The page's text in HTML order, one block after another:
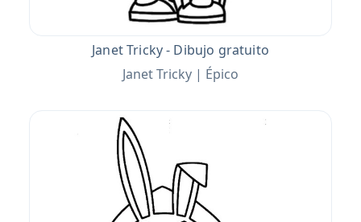
Janet Tricky - Dibujo gratuito
Janet Tricky | Épico